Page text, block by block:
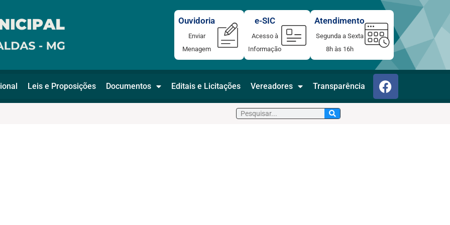
Atendimento
Segunda a Sexta
8h às 16h
e-SIC
Acesso à
Informação
Ouvidoria
Enviar
Menagem
Leis e Proposições Documentos Editais e Licitações Vereadores Transparência F
a
c
Pesquisar